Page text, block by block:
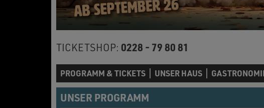
TICKETSHOP: 0228 - 79 80 81
PROGRAMM & TICKETS UNSER HAUS
UNSER PROGRAMM